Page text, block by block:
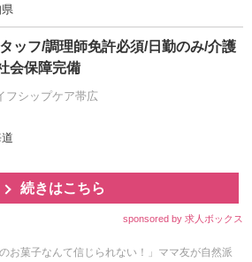
ッフ/調理師免許必須/日勤のみ/介護
会保障完備
フシップケア帯広
続きはこちら
sponsored by 求人ボックス
お菓子なんて信じられない！」ママ友が自然派